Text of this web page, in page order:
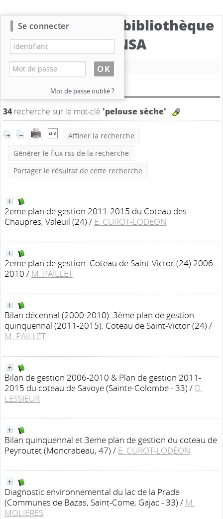
Catalogue de la bibliothèque
du CBNSA
Nouvelle recherche
Résultat de la recherche
34recherche sur le mot-clé 'pelouse sèche'
Affiner la recherche
Générer le flux rss de la recherche
Partager le résultat de cette recherche
2eme plan de gestion 2011-2015 du Coteau des
Chaupres, Valeuil (24) / E. CUROT-LODÉON
2eme plan de gestion. Coteau de Saint-Victor (24) 2006-
2010 / M. PAILLET
Bilan décennal (2000-2010). 3ème plan de gestion
quinquennal (2011-2015). Coteau de Saint-Victor (24) /
M. PAILLET
Bilan de gestion 2006-2010 & Plan de gestion 2011-
2015 du coteau de Savoye (Sainte-Colombe - 33) / D.
LESSIEUR
Bilan quinquennal et 3eme plan de gestion du coteau de
Peyroutet (Moncrabeau, 47) / E. CUROT-LODÉON
Diagnostic environnemental du lac de la Prade
(Communes de Bazas, Saint-Come, Gajac - 33) / M.
MOLIERES
Se connecter
Mot de passe oublié ?